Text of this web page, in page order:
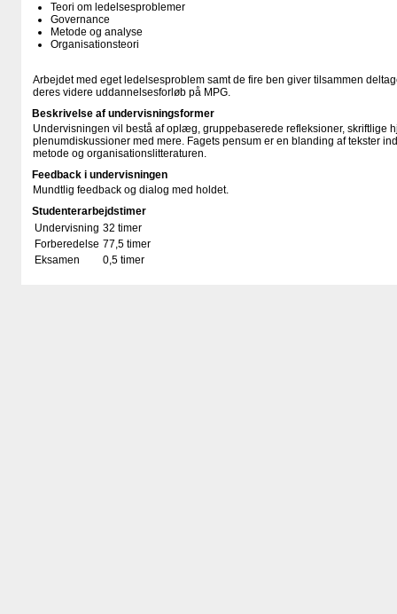
Teori om ledelsesproblemer
Governance
Metode og analyse
Organisationsteori
Arbejdet med eget ledelsesproblem samt de fire ben giver tilsammen
deres videre uddannelsesforløb på MPG.
Beskrivelse af undervisningsformer
Undervisningen vil bestå af oplæg, gruppebaserede refleksioner, skriftlige
plenumdiskussioner med mere. Fagets pensum er en blanding af tekster
metode og organisationslitteraturen.
Feedback i undervisningen
Mundtlig feedback og dialog med holdet.
Studenterarbejdstimer
Undervisning 32 timer
Forberedelse 77,5 timer
Eksamen
0,5 timer